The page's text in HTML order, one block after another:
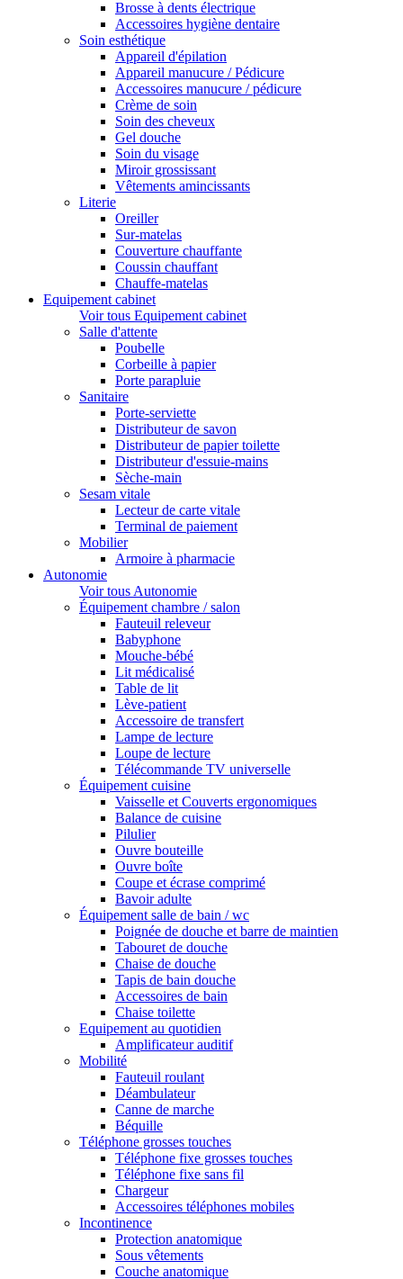
Brosse à dents électrique
Accessoires hygiène dentaire
Soin esthétique
Appareil d'épilation
Appareil manucure / Pédicure
Accessoires manucure / pédicure
Crème de soin
Soin des cheveux
Gel douche
Soin du visage
Miroir grossissant
Vêtements amincissants
Literie
Oreiller
Sur-matelas
Couverture chauffante
Coussin chauffant
Chauffe-matelas
Equipement cabinet
Voir tous Equipement cabinet
Salle d'attente
Poubelle
Corbeille à papier
Porte parapluie
Sanitaire
Porte-serviette
Distributeur de savon
Distributeur de papier toilette
Distributeur d'essuie-mains
Sèche-main
Sesam vitale
Lecteur de carte vitale
Terminal de paiement
Mobilier
Armoire à pharmacie
Autonomie
Voir tous Autonomie
Équipement chambre / salon
Fauteuil releveur
Babyphone
Mouche-bébé
Lit médicalisé
Table de lit
Lève-patient
Accessoire de transfert
Lampe de lecture
Loupe de lecture
Télécommande TV universelle
Équipement cuisine
Vaisselle et Couverts ergonomiques
Balance de cuisine
Pilulier
Ouvre bouteille
Ouvre boîte
Coupe et écrase comprimé
Bavoir adulte
Équipement salle de bain / wc
Poignée de douche et barre de maintien
Tabouret de douche
Chaise de douche
Tapis de bain douche
Accessoires de bain
Chaise toilette
Equipement au quotidien
Amplificateur auditif
Mobilité
Fauteuil roulant
Déambulateur
Canne de marche
Béquille
Téléphone grosses touches
Téléphone fixe grosses touches
Téléphone fixe sans fil
Chargeur
Accessoires téléphones mobiles
Incontinence
Protection anatomique
Sous vêtements
Couche anatomique